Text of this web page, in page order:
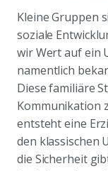
Kleine Gruppen
soziale
wir Wert auf ein
namentlich
Diese familiäre
Kommunikation
entsteht eine
den klassischen
die Sicherheit